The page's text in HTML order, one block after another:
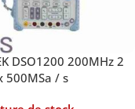
DSO1200 200MHz 2
500MSa / s